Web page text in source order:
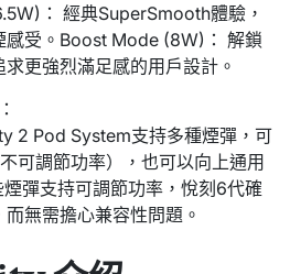
： 經典SuperSmooth體驗，
感受。Boost Mode (8W)： 解鎖
更強烈滿足感的用戶設計。
2 Pod System支持多種煙彈，可
可調節功率），也可以向上通用
彈支持可調節功率，悅刻6代確
無需擔心兼容性問題。